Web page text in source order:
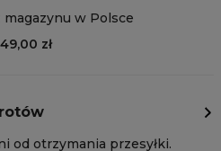
magazynu w Polsce
zł
od otrzymania przesyłki.